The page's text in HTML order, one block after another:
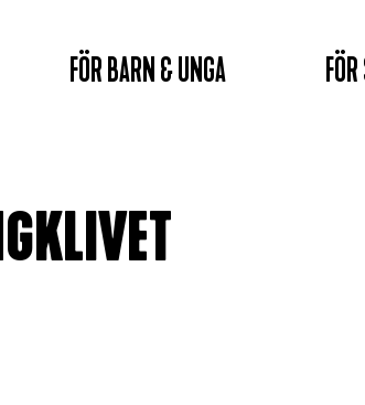
FÖR BARN & UNGA